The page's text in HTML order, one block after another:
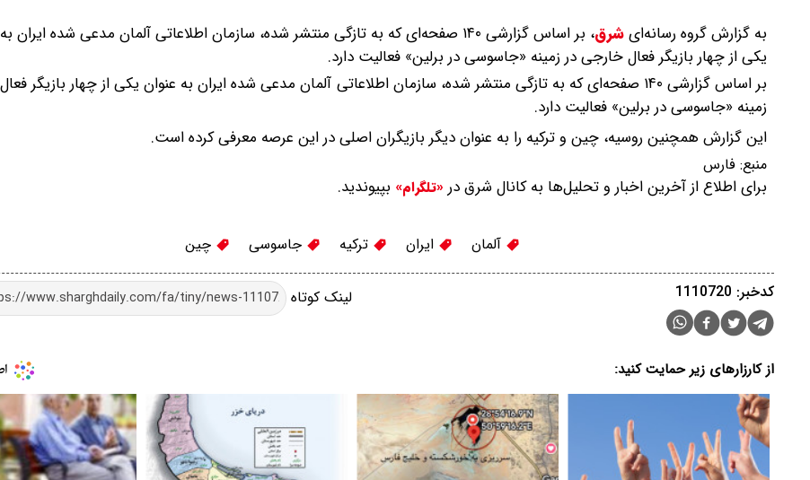
به گزارش گروه رسانه‌ایشرق،
بر اساس گزارشی ۱۴۰ صفحه‌ای که به تازگی منتشر شده، سازمان اطلاعاتی آلمان مدعی شده ایران
یکی از چهار بازیگر فعال خارجی در زمینه «جاسوسی در برلین» فعالیت دارد.
بر اساس گزارشی ۱۴۰ صفحه‌ای که به تازگی منتشر شده، سازمان اطلاعاتی آلمان مدعی شده ایران به عنوان یکی از چهار بازیگر
زمینه «جاسوسی در برلین» فعالیت دارد.
این گزارش همچنین روسیه، چین و ترکیه را به عنوان دیگر بازیگران اصلی در این عرصه معرفی کرده است.
منبع: فارس
برای اطلاع از آخرین اخبار و تحلیل‌ها به کانال شرق در «تلگرام» بپیوندید.
آلمان ایران ترکیه جاسوسی چین
لینک کوتاه کدخبر: 1110720
از کارزارهای زیر حمایت کنید: